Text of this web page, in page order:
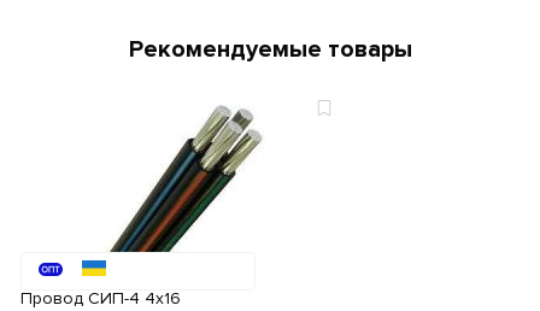
Рекомендуемые товары
Провод СИП-4 4x16